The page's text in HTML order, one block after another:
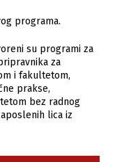
programa.
su programi za
za
i fakultetom,
prakse,
bez radnog
lica iz